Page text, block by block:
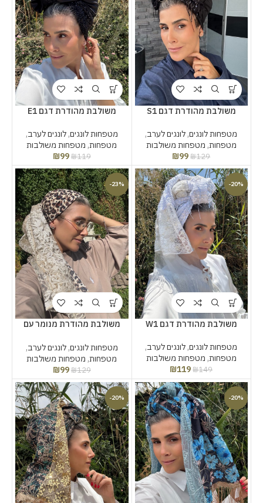
משולבת מהודרת דגם S1
מטפחות לונגים, לונגים לערב,
מטפחות, מטפחות משולבות
₪129
₪99
משולבת מהודרת דגם E1
מטפחות לונגים,לונגים לערב,
מטפחות, מטפחות משולבות
₪119
₪99
-20%
משולבת מהודרת דגם W1
מטפחות לונגים, לונגים לערב,
מטפחות, מטפחות משולבות
₪149
₪119
-23%
משולבת מהודרת מנומר עם
מטפחות לונגים,לונגים לערב,
מטפחות, מטפחות משולבות
₪129
₪99
-20%
-20%